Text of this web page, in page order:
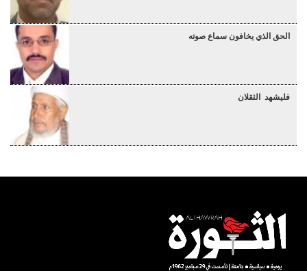
الحق الذي يخافون سماع صوته
فليشهد الثقلان